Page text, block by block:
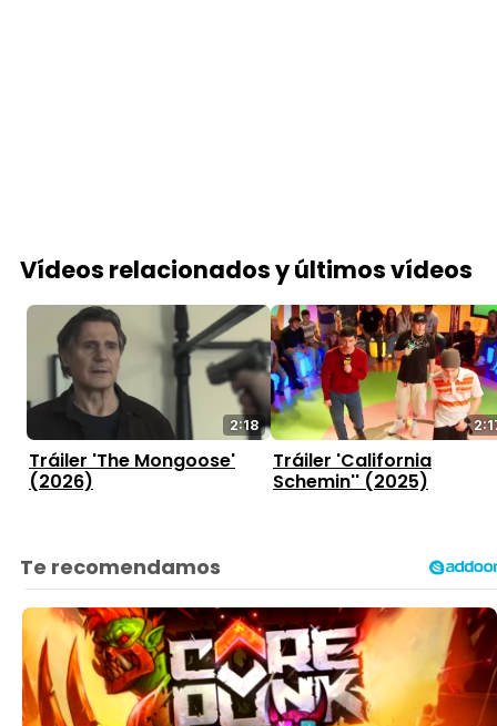
Vídeos relacionados y últimos vídeos
2:18
Tráiler 'The Mongoose'
(2026)
Tráiler 'California
Schemin'' (2025)